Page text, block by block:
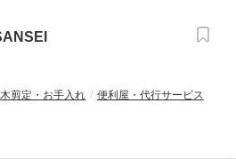
剪定・お手入れ 便利屋・代行サービス